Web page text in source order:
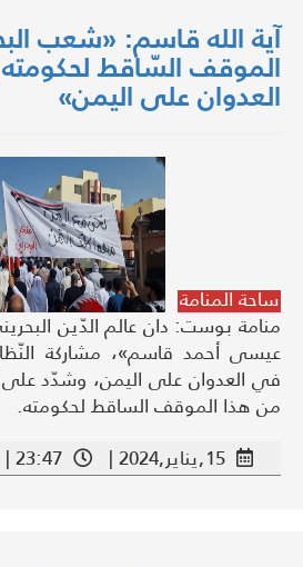
آية الله قاسم: «شعب
الموقف السّاقط لحكومته
العدوان على اليمن»
ساحة المنامة
منامة بوست: دان عالم الدّين البحرينيّ
عيسى أحمد قاسم»، مشاركة
في العدوان على اليمن، وشدّد على
من هذا الموقف الساقط لحكومته.
15,يناير,2024 |
23:47 |